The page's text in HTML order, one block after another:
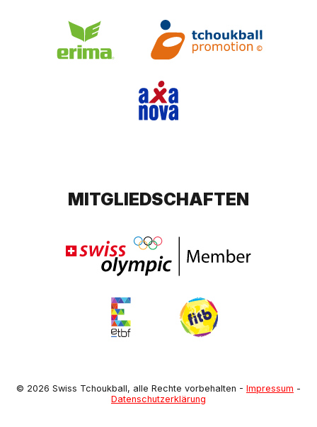
MITGLIEDSCHAFTEN
© 2026 Swiss Tchoukball, alle Rechte vorbehalten - Impressum -
Datenschutzerklärung